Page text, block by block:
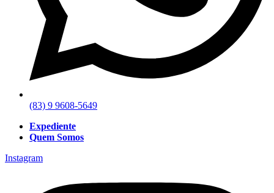
(83) 9 9608-5649
Expediente
Quem Somos
Instagram